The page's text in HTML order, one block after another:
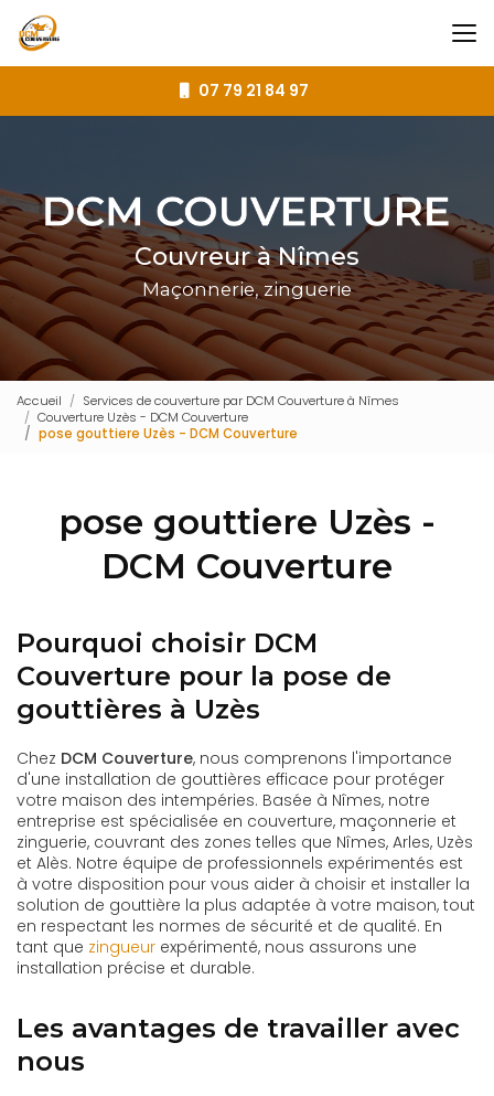
au
contenu
principal
07 79 21 84 97
Couvreur à Nîmes
Maçonnerie, zinguerie
Accueil
Services de couverture par DCM Couverture à Nîmes
Couverture Uzès - DCM Couverture
pose gouttiere Uzès - DCM Couverture
pose gouttiere Uzès -
DCM Couverture
Pourquoi choisir DCM
Couverture pour la pose de
gouttières à Uzès
Chez DCM Couverture, nous comprenons l'importance
d'une installation de gouttières efficace pour protéger
votre maison des intempéries. Basée à Nîmes, notre
entreprise est spécialisée en couverture, maçonnerie et
zinguerie, couvrant des zones telles que Nîmes, Arles, Uzès
et Alès. Notre équipe de professionnels expérimentés est
à votre disposition pour vous aider à choisir et installer la
solution de gouttière la plus adaptée à votre maison, tout
en respectant les normes de sécurité et de qualité. En
tant que zingueur expérimenté, nous assurons une
installation précise et durable.
Les avantages de travailler avec
nous